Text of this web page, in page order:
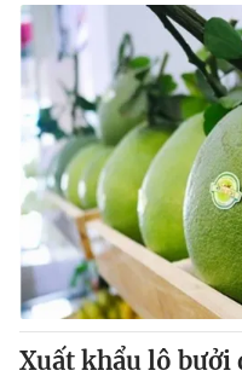
Liên hệ quảng cáo:024-
® Cấm sao chép dưới mọi
thuận bằng văn bản. Ghi rõ
Xuất khẩu lô bưởi